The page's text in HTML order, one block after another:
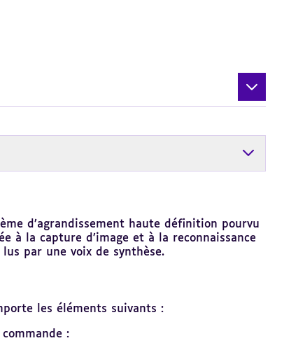
d’agrandissement haute définition pourvu
à la capture d’image et à la reconnaissance
par une voix de synthèse.
les éléments suivants :
: